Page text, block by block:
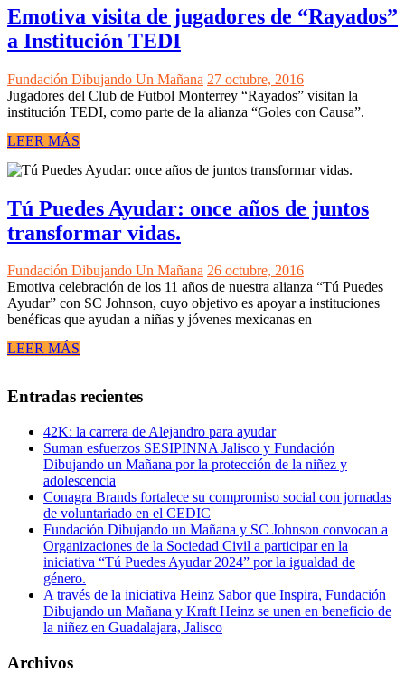
Emotiva visita de jugadores de “Rayados”
a Institución TEDI
Fundación Dibujando Un Mañana 27 octubre, 2016
Jugadores del Club de Futbol Monterrey “Rayados” visitan la
institución TEDI, como parte de la alianza “Goles con Causa”.
LEER MÁS
Tú Puedes Ayudar: once años de juntos
transformar vidas.
Fundación Dibujando Un Mañana 26 octubre, 2016
Emotiva celebración de los 11 años de nuestra alianza “Tú Puedes
Ayudar” con SC Johnson, cuyo objetivo es apoyar a instituciones
benéficas que ayudan a niñas y jóvenes mexicanas en
LEER MÁS
Entradas recientes
42K: la carrera de Alejandro para ayudar
Suman esfuerzos SESIPINNA Jalisco y Fundación
Dibujando un Mañana por la protección de la niñez y
adolescencia
Conagra Brands fortalece su compromiso social con jornadas
de voluntariado en el CEDIC
Fundación Dibujando un Mañana y SC Johnson convocan a
Organizaciones de la Sociedad Civil a participar en la
iniciativa “Tú Puedes Ayudar 2024” por la igualdad de
género.
A través de la iniciativa Heinz Sabor que Inspira, Fundación
Dibujando un Mañana y Kraft Heinz se unen en beneficio de
la niñez en Guadalajara, Jalisco
Archivos